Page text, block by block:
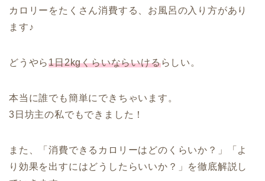
カロリーをたくさん消費する、お風呂の入り方があり
ます♪
どうやら1日2kgくらいならいけるらしい。
本当に誰でも簡単にできちゃいます。
3日坊主の私でもできました！
また、「消費できるカロリーはどのくらいか？」「よ
り効果を出すにはどうしたらいいか？」を徹底解説し